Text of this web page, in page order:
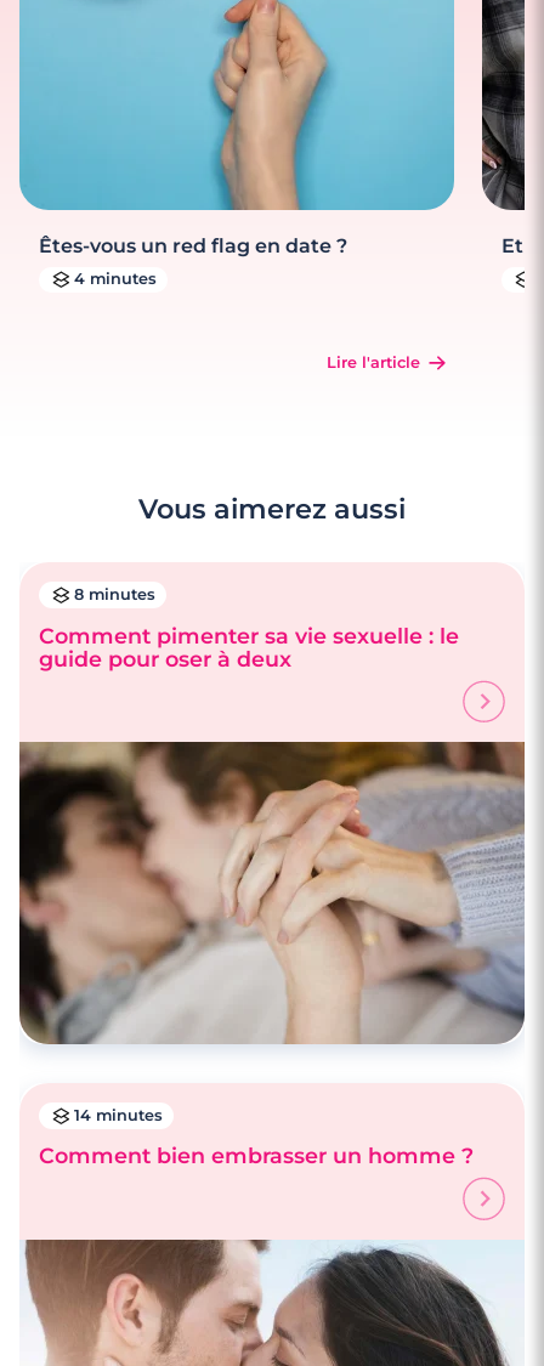
Êtes-vous un red flag en date ?
4 minutes
Lire l'article
Et
Vous aimerez aussi
8 minutes
Comment pimenter sa vie sexuelle : le
guide pour oser à deux
14 minutes
Comment bien embrasser un homme ?